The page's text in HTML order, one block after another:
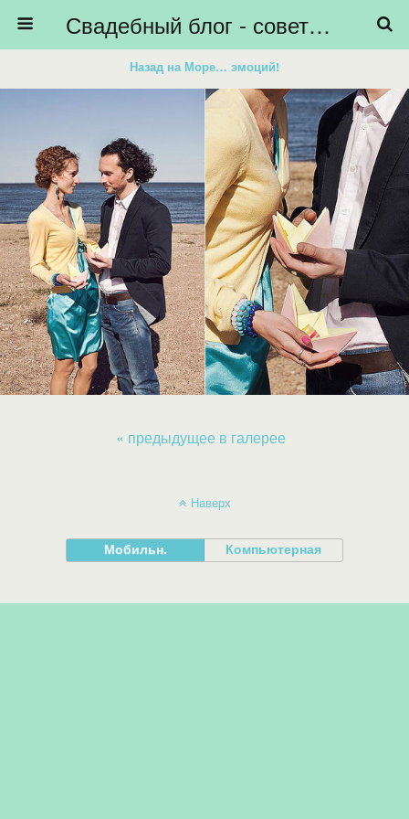
Свадебный блог - советы невестам, подготовка к свадьбе - HiBride
Назад на Море… эмоций!
« предыдущее в галерее
Наверх
Мобильн. Компьютерная